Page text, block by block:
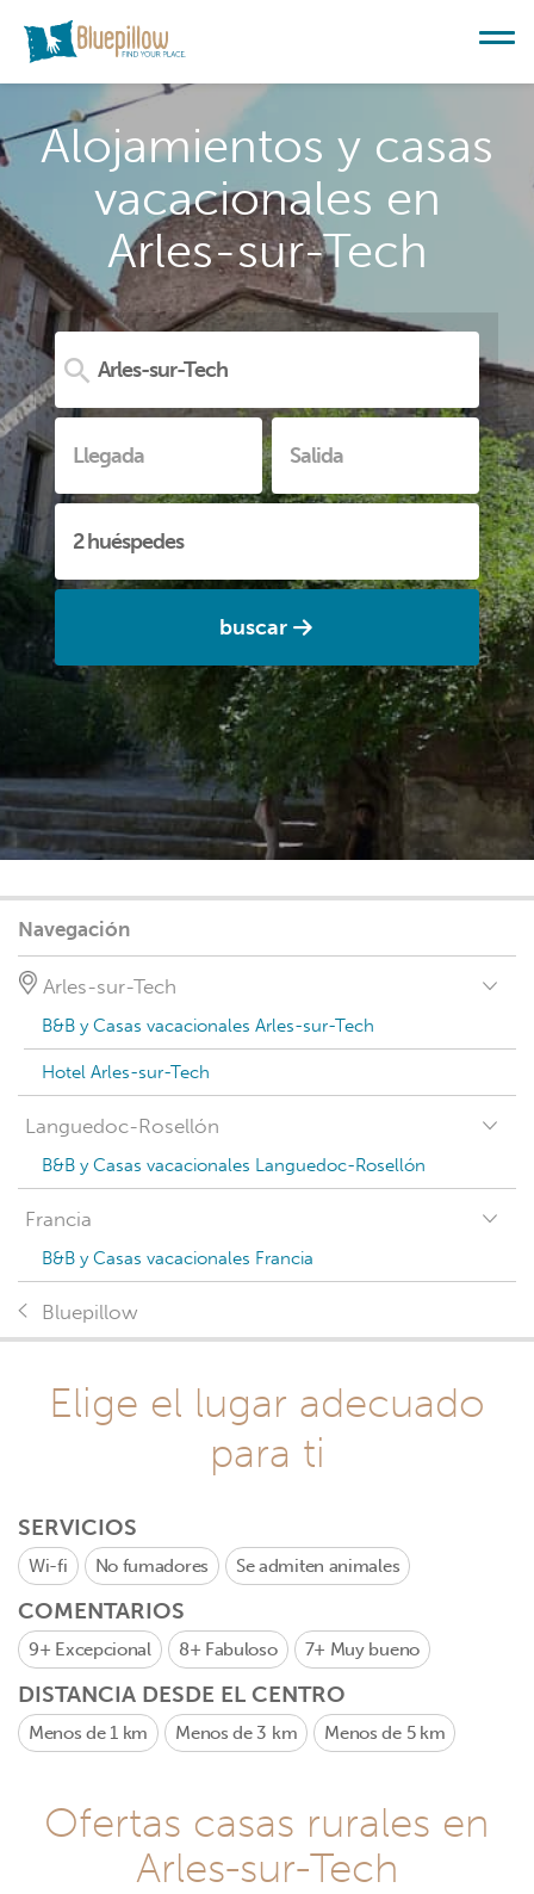
Alojamientos y casas
vacacionales en
Arles-sur-Tech
buscar
Navegación
Arles-sur-Tech
B&B y Casas vacacionales Arles-sur-Tech
Hotel Arles-sur-Tech
Languedoc-Rosellón
B&B y Casas vacacionales Languedoc-Rosellón
Francia
B&B y Casas vacacionales Francia
Bluepillow
Elige el lugar adecuado
para ti
SERVICIOS
Wi-fi No fumadores Se admiten animales
COMENTARIOS
9+ Excepcional 8+ Fabuloso 7+ Muy bueno
DISTANCIA DESDE EL CENTRO
Menos de 1 km Menos de 3 km Menos de 5 km
Ofertas casas rurales en
Arles-sur-Tech